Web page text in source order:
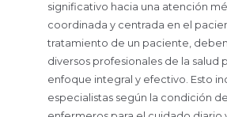
significativo hacia una atención
coordinada y centrada en el
tratamiento de un paciente,
diversos profesionales de la salud
enfoque integral y efectivo. Esto
especialistas según la condición